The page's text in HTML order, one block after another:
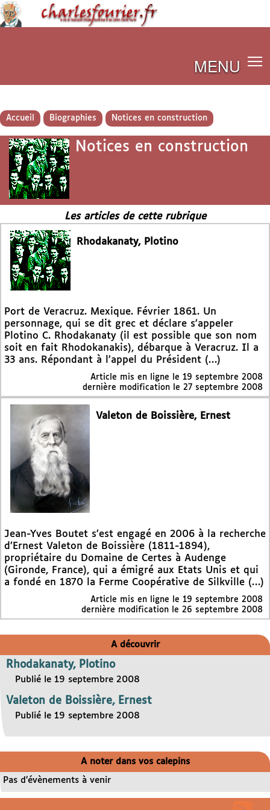
MENU
Accueil Biographies Notices en construction
Notices en construction
Les articles de cette rubrique
Rhodakanaty, Plotino
Port de Veracruz. Mexique. Février 1861. Un
personnage, qui se dit grec et déclare s’appeler
Plotino C. Rhodakanaty (il est possible que son nom
soit en fait Rhodokanakis), débarque à Veracruz. Il a
33 ans. Répondant à l’appel du Président (…)
Article mis en ligne le 19 septembre 2008
dernière modification le 27 septembre 2008
Valeton de Boissière, Ernest
Jean-Yves Boutet s’est engagé en 2006 à la recherche
d’Ernest Valeton de Boissière (1811-1894),
propriétaire du Domaine de Certes à Audenge
(Gironde, France), qui a émigré aux Etats Unis et qui
a fondé en 1870 la Ferme Coopérative de Silkville (…)
Article mis en ligne le 19 septembre 2008
dernière modification le 26 septembre 2008
A découvrir
Rhodakanaty, Plotino
Publié le 19 septembre 2008
Valeton de Boissière, Ernest
Publié le 19 septembre 2008
A noter dans vos calepins
Pas d’évènements à venir